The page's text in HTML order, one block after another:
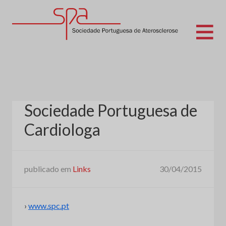
Sociedade Portuguesa de
Cardiologa
publicado em Links 30/04/2015
› www.spc.pt